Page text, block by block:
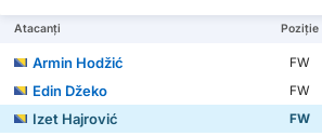
Atacanți Poziție
Armin Hodžić FW
Edin Džeko
FW
Izet Hajrović
FW